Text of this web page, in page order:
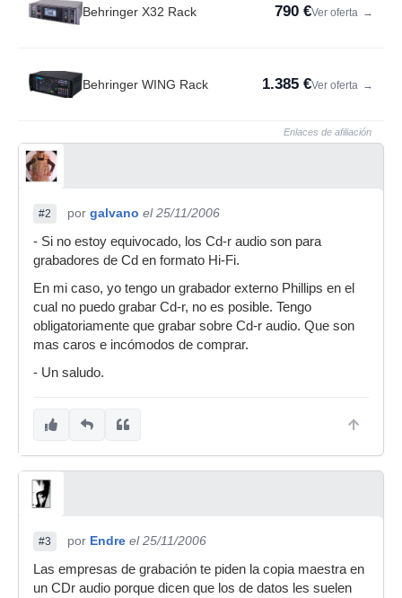
Behringer X32 Rack 790 €Ver oferta →
Behringer WING Rack 1.385 €Ver oferta →
Enlaces de afiliación
#2 por galvano el 25/11/2006
- Si no estoy equivocado, los Cd-r audio son para
grabadores de Cd en formato Hi-Fi.
En mi caso, yo tengo un grabador externo Phillips en el
cual no puedo grabar Cd-r, no es posible. Tengo
obligatoriamente que grabar sobre Cd-r audio. Que son
mas caros e incómodos de comprar.
- Un saludo.
#3 por Endre el 25/11/2006
Las empresas de grabación te piden la copia maestra en
un CDr audio porque dicen que los de datos les suelen